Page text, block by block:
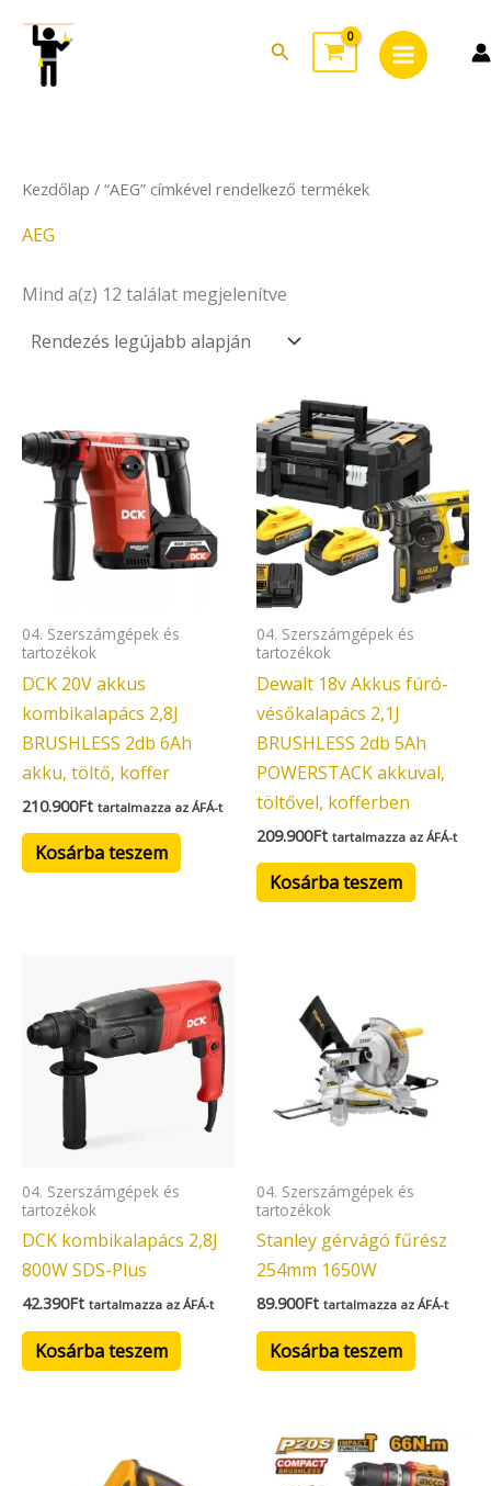
content
Search
Menu
Kezdőlap / “AEG” címkével rendelkező termékek
AEG
Mind a(z) 12 találat megjelenítve
latest
04. Szerszámgépek és
tartozékok
DCK 20V akkus
kombikalapács 2,8J
BRUSHLESS 2db 6Ah
akku, töltő, koffer
210.900Ft tartalmazza az ÁFÁ-t
Kosárba teszem
04. Szerszámgépek és
tartozékok
Dewalt 18v Akkus fúró-
vésőkalapács 2,1J
BRUSHLESS 2db 5Ah
POWERSTACK akkuval,
töltővel, kofferben
209.900Ft tartalmazza az ÁFÁ-t
Kosárba teszem
04. Szerszámgépek és
tartozékok
DCK kombikalapács 2,8J
800W SDS-Plus
42.390Ft tartalmazza az ÁFÁ-t
Kosárba teszem
04. Szerszámgépek és
tartozékok
Stanley gérvágó fűrész
254mm 1650W
89.900Ft tartalmazza az ÁFÁ-t
Kosárba teszem